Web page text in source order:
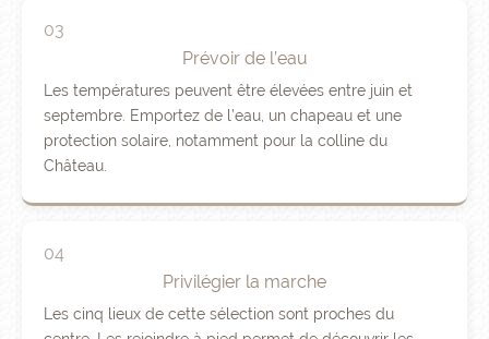
03
Prévoir de l’eau
Les températures peuvent être élevées entre juin et
septembre. Emportez de l’eau, un chapeau et une
protection solaire, notamment pour la colline du
Château.
04
Privilégier la marche
Les cinq lieux de cette sélection sont proches du